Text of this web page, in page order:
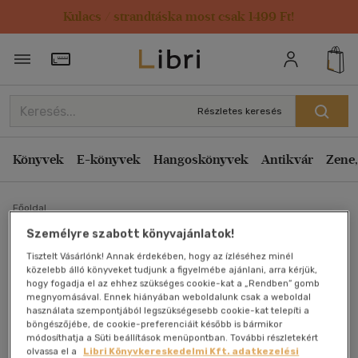
Kulacs / strandtáska most csak 1499 Ft!
Törzsvásárlói Kártya adatai
Részletes keresés
Könyvek E-könyvek Hangoskönyvek Antikvár
Főoldal
Babilon folyói mellől a
Tisza partjáig (zsidók és
zsidó magyarok)
Személyre szabott könyvajánlatok!
Tisztelt Vásárlónk! Annak érdekében, hogy az ízléséhez minél
közelebb álló könyveket tudjunk a figyelmébe ajánlani, arra kérjük,
hogy fogadja el az ehhez szükséges cookie-kat a „Rendben” gomb
megnyomásával. Ennek hiányában weboldalunk csak a weboldal
használata szempontjából legszükségesebb cookie-kat telepíti a
böngészőjébe, de cookie-preferenciáit később is bármikor
módosíthatja a Süti beállítások menüpontban. További részletekért
olvassa el a
Libri Könyvkereskedelmi Kft. adatkezelési